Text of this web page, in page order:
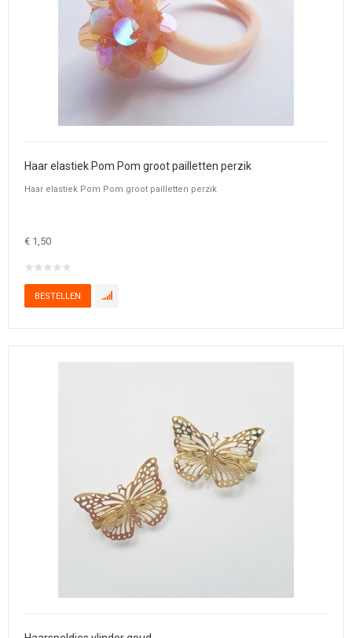
Haar elastiek Pom Pom groot pailletten perzik
Haar elastiek Pom Pom groot pailletten perzik
€ 1,50